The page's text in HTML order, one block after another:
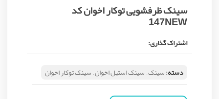
سینک ظرفشویی توکار اخوان کد
147NEW
اشتراک گذاری:
دسته:سینک,سینک استیل اخوان,سینک توکار اخوان